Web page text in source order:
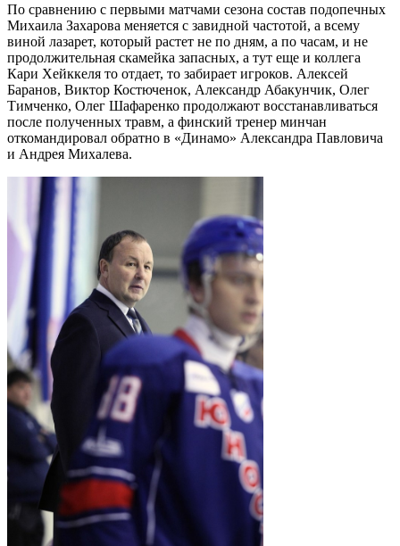
По сравнению с первыми матчами сезона состав подопечных
Михаила Захарова меняется с завидной частотой, а всему
виной лазарет, который растет не по дням, а по часам, и не
продолжительная скамейка запасных, а тут еще и коллега
Кари Хейккеля то отдает, то забирает игроков. Алексей
Баранов, Виктор Костюченок, Александр Абакунчик, Олег
Тимченко, Олег Шафаренко продолжают восстанавливаться
после полученных травм, а финский тренер минчан
откомандировал обратно в «Динамо» Александра Павловича
и Андрея Михалева.